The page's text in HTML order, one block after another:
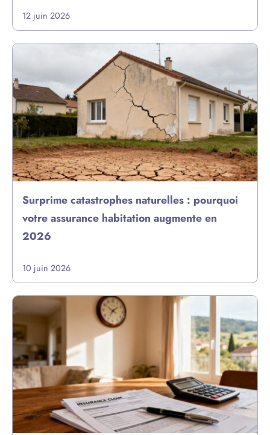
12 juin 2026
Surprime catastrophes naturelles : pourquoi
votre assurance habitation augmente en
2026
10 juin 2026